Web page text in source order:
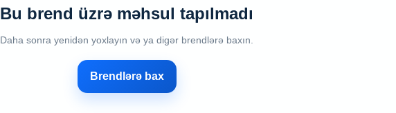
Bu brend üzrə məhsul tapılmadı
Daha sonra yenidən yoxlayın və ya digər brendlərə baxın.
Brendlərə bax